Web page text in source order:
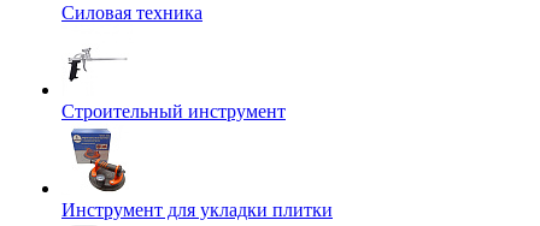
Силовая техника
Строительный инструмент
Инструмент для укладки плитки